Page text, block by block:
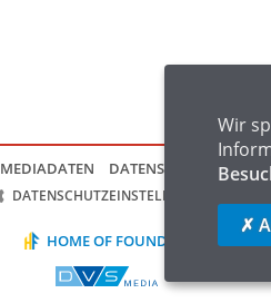
MEDIADATEN DATENSCHUTZ
DATENSCHUTZEINSTELLUNGEN
HOME OF FOUNDRY
Wir
✗